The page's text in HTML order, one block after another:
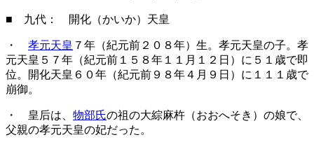
■ 九代： 開化（かいか）天皇
・ 孝元天皇 ７年（紀元前２０８年）生。孝元天皇の子。孝
元天皇５７年（紀元前１５８年１１月１２日）に５１歳で即
位。開化天皇６０年（紀元前９８年４月９日）に１１１歳で
崩御。
・ 皇后は、 物部氏の祖の大綜麻杵（おおへそき）の娘で、
父親の孝元天皇の妃だった。